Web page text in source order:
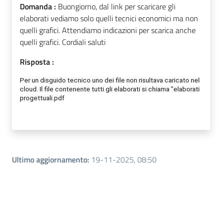
Domanda : Buongiorno, dal link per scaricare gli
elaborati vediamo solo quelli tecnici economici ma non
quelli grafici. Attendiamo indicazioni per scarica anche
quelli grafici. Cordiali saluti
Risposta :
Per un disguido tecnico uno dei file non risultava caricato nel
cloud. Il file contenente tutti gli elaborati si chiama "elaborati
progettuali.pdf
Ultimo aggiornamento: 19-11-2025, 08:50